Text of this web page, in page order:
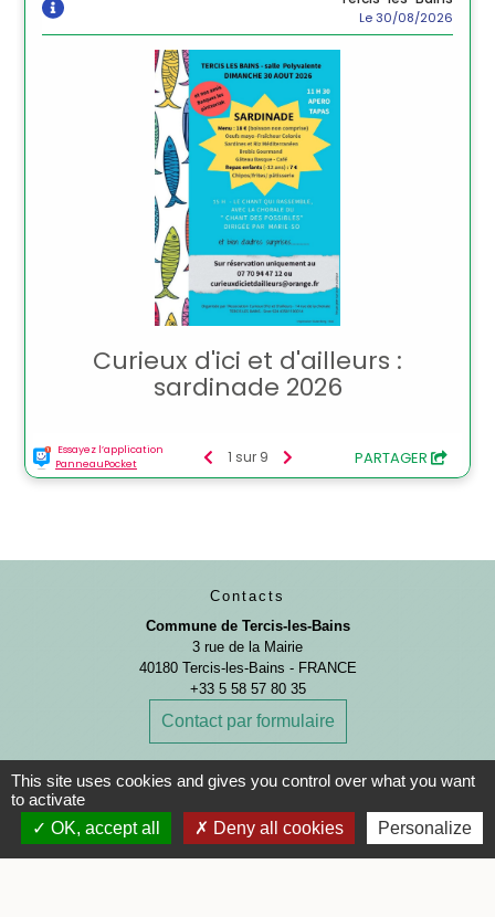
Contacts
Commune de Tercis-les-Bains
3 rue de la Mairie
40180 Tercis-les-Bains - FRANCE
+33 5 58 57 80 35
Contact par formulaire
Horaires d'ouverture
Mardi : 08h30 - 12h30
Mercredi : 08h30 - 12h30
This site uses cookies and gives you control over what you want
to activate
OK, accept all
Deny all cookies Personalize